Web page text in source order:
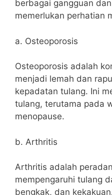
berbagai gangguan
memerlukan perhatian
a. Osteoporosis
Osteoporosis adalah
menjadi lemah dan
kepadatan tulang. Ini
tulang, terutama pada
menopause.
b. Arthritis
Arthritis adalah
mempengaruhi tulang
bengkak, dan